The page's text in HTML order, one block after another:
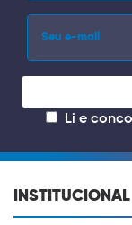
Li e
INSTITUCIONAL